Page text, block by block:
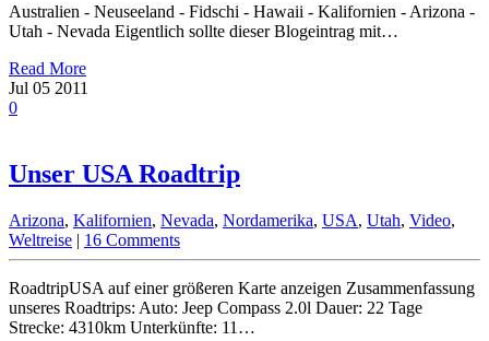
Australien - Neuseeland - Fidschi - Hawaii - Kalifornien - Arizona -
Utah - Nevada Eigentlich sollte dieser Blogeintrag mit…
Read More
Jul 05 2011
0
Unser USA Roadtrip
Arizona, Kalifornien, Nevada, Nordamerika, USA, Utah, Video,
Weltreise | 16 Comments
RoadtripUSA auf einer größeren Karte anzeigen Zusammenfassung
unseres Roadtrips: Auto: Jeep Compass 2.0l Dauer: 22 Tage
Strecke: 4310km Unterkünfte: 11…